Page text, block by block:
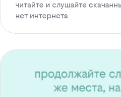
читайте и слушайте
нет интернета